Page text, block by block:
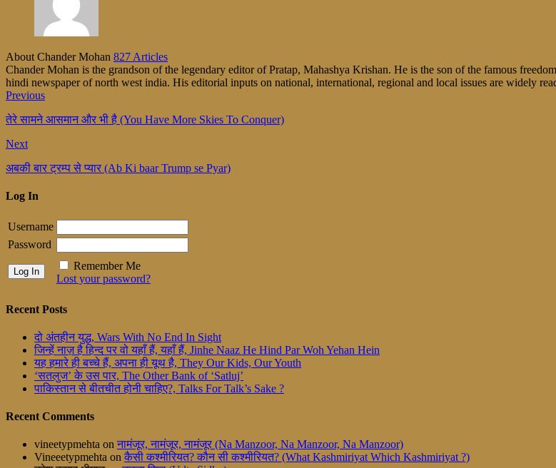
About Chander Mohan 827 Articles
Chander Mohan is the grandson of the legendary editor of Pratap, Mahashya Krishan. He is the son of the famous
hindi newspaper of north west india. His editorial inputs on national, international, regional and local issues are widely
Previous
तेरे सामने आसमान और भी है (You Have More Skies To Conquer)
Next
अबकी बार ट्रम्प से प्यार (Ab Ki baar Trump se Pyar)
Log In
Username
Password
Remember Me
Lost your password?
Recent Posts
दो अंतहीन युद्ध, Wars With No End In Sight
जिन्हें नाज़ है हिन्द पर वो यहाँ हैं, यहाँ हैं, Jinhe Naaz He Hind Par Woh Yehan Hein
यह हमारे ही बच्चे हैं, अपना ही यूथ है, They Our Kids, Our Youth
‘सतलुज’ के उस पार, The Other Bank of ‘Satluj’
पाकिस्तान से बीतचीत होनी चाहिए?, Talks For Talk’s Sake ?
Recent Comments
vineetypmehta on नामंजूर, नामंजूर, नामंजूर (Na Manzoor, Na Manzoor, Na Manzoor)
Vineeetypmehta on कैसी कश्मीरियत? कौन सी कश्मीरियत? (What Kashmiriyat Which Kashmiriyat ?)